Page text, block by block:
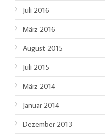
Juli 2016
März 2016
August 2015
Juli 2015
März 2014
Januar 2014
Dezember 2013